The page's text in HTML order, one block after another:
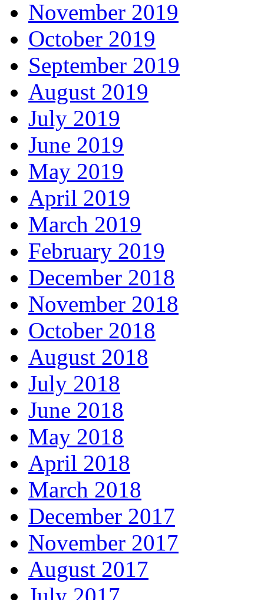
November 2019
October 2019
September 2019
August 2019
July 2019
June 2019
May 2019
April 2019
March 2019
February 2019
December 2018
November 2018
October 2018
August 2018
July 2018
June 2018
May 2018
April 2018
March 2018
December 2017
November 2017
August 2017